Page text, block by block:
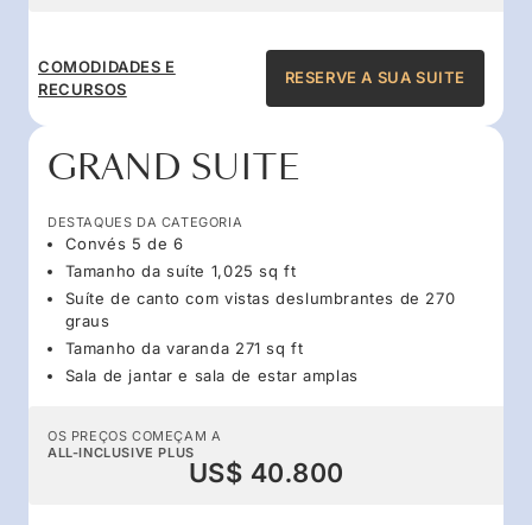
COMODIDADES E
RECURSOS
RESERVE A SUA SUITE
GRAND SUITE
DESTAQUES DA CATEGORIA
Convés 5 de 6
Tamanho da suíte 1,025 sq ft
Suíte de canto com vistas deslumbrantes de 270
graus
Tamanho da varanda 271 sq ft
Sala de jantar e sala de estar amplas
OS PREÇOS COMEÇAM A
ALL-INCLUSIVE PLUS
US$ 40.800